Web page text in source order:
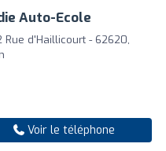
Auto-Ecole
Rue d'Haillicourt - 62620,
Voir le téléphone